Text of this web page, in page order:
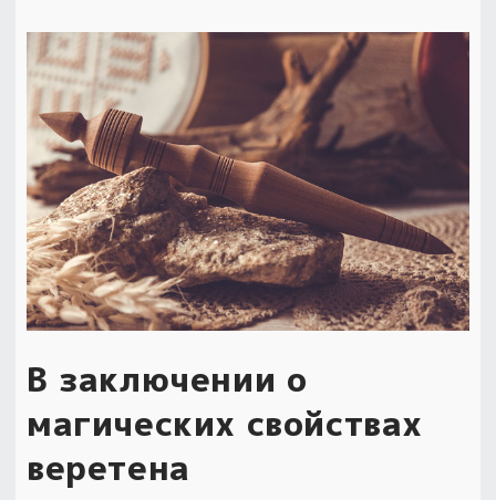
В заключении о
магических свойствах
веретена